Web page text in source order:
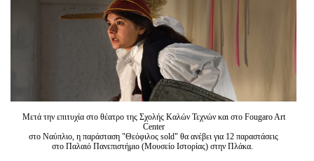
Μετά την επιτυχία στο θέατρο της Σχολής Καλών Τεχνών και στο Fougaro Art
Center
στο Ναύπλιο, η παράσταση "Θεόφιλος sold" θα ανέβει για 12 παραστάσεις
στο Παλαιό Πανεπιστήμιο (Μουσείο Ιστορίας) στην Πλάκα.